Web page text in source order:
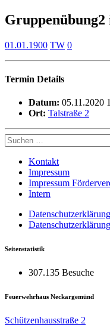
01.01.1900 TW 0
Termin Details
Datum: 05.11.2020
Ort: Talstraße 2
Suchen
nach:
Kontakt
Impressum
Impressum
Intern
Datenschutzerklärung
Seitenstatistik
307.135 Besuche
Feuerwehrhaus Neckargemünd
Schützenhausstraße 2